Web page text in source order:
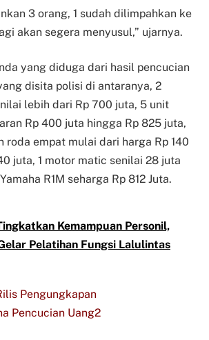
3 orang, 1 sudah dilimpahkan ke
akan segera menyusul,” ujarnya.
yang diduga dari hasil pencucian
disita polisi di antaranya, 2
lebih dari Rp 700 juta, 5 unit
Rp 400 juta hingga Rp 825 juta,
roda empat mulai dari harga Rp 140
juta, 1 motor matic senilai 28 juta
R1M seharga Rp 812 Juta.
Kemampuan Personil,
Pelatihan Fungsi Lalulintas